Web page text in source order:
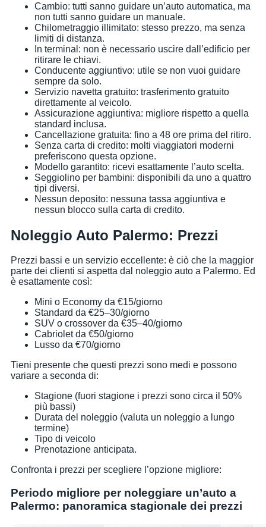
Cambio: tutti sanno guidare un’auto automatica, ma
non tutti sanno guidare un manuale.
Chilometraggio illimitato: stesso prezzo, ma senza
limiti di distanza.
In terminal: non è necessario uscire dall’edificio per
ritirare le chiavi.
Conducente aggiuntivo: utile se non vuoi guidare
sempre da solo.
Servizio navetta gratuito: trasferimento gratuito
direttamente al veicolo.
Assicurazione aggiuntiva: migliore rispetto a quella
standard inclusa.
Cancellazione gratuita: fino a 48 ore prima del ritiro.
Senza carta di credito: molti viaggiatori moderni
preferiscono questa opzione.
Modello garantito: ricevi esattamente l’auto scelta.
Seggiolino per bambini: disponibili da uno a quattro
tipi diversi.
Nessun deposito: nessuna tassa aggiuntiva e
nessun blocco sulla carta di credito.
Noleggio Auto Palermo: Prezzi
Prezzi bassi e un servizio eccellente: è ciò che la maggior
parte dei clienti si aspetta dal noleggio auto a Palermo. Ed
è esattamente così:
Mini o Economy da €15/giorno
Standard da €25–30/giorno
SUV o crossover da €35–40/giorno
Cabriolet da €50/giorno
Lusso da €70/giorno
Tieni presente che questi prezzi sono medi e possono
variare a seconda di:
Stagione (fuori stagione i prezzi sono circa il 50%
più bassi)
Durata del noleggio (valuta un noleggio a lungo
termine)
Tipo di veicolo
Prenotazione anticipata.
Confronta i prezzi per scegliere l’opzione migliore:
Periodo migliore per noleggiare un’auto a
Palermo: panoramica stagionale dei prezzi